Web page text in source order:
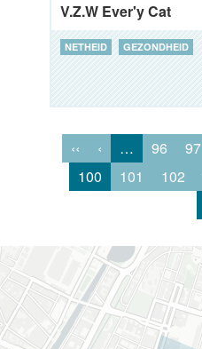
V.Z.W Ever'y Cat
NETHEID GEZONDHEID
‹‹ ‹ … 96 97
100
101 102